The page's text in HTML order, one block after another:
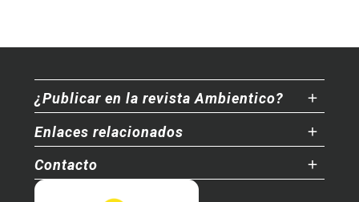
¿Publicar en la revista Ambientico?
Enlaces relacionados
Contacto